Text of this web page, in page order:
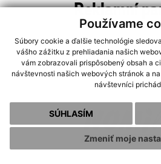
Používame
Súbory cookie a ďalšie technológie
vášho zážitku z prehliadania našich
vám zobrazovali prispôsobený obsah a
návštevnosti našich webových stránok a
návštevníci
SÚHLASÍM
Zmeniť moje
Reklamní